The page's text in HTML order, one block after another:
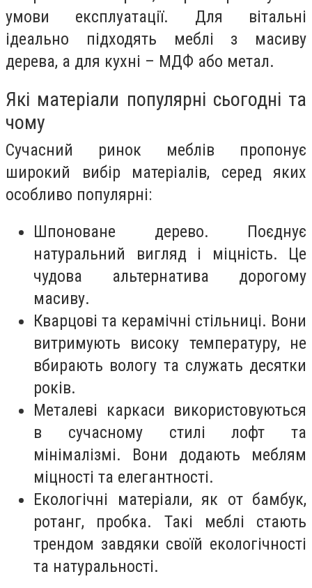
умови експлуатації. Для вітальні
ідеально підходять меблі з масиву
дерева, а для кухні – МДФ або метал.
Які матеріали популярні сьогодні та
чому
Сучасний ринок меблів пропонує
широкий вибір матеріалів, серед яких
особливо популярні:
Шпоноване дерево. Поєднує
натуральний вигляд і міцність. Це
чудова альтернатива дорогому
масиву.
Кварцові та керамічні стільниці. Вони
витримують високу температуру, не
вбирають вологу та служать десятки
років.
Металеві каркаси використовуються
в сучасному стилі лофт та
мінімалізмі. Вони додають меблям
міцності та елегантності.
Екологічні матеріали, як от бамбук,
ротанг, пробка. Такі меблі стають
трендом завдяки своїй екологічності
та натуральності.